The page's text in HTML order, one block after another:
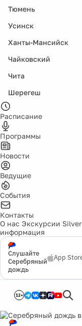
Тюмень
Усинск
Ханты-Мансийск
Чайковский
Чита
Шерегеш
Расписание
Программы
Новости
Ведущие
События
Контакты
О нас Экскурсии
информация
Слушайте
Серебряный
дождь
App
12+